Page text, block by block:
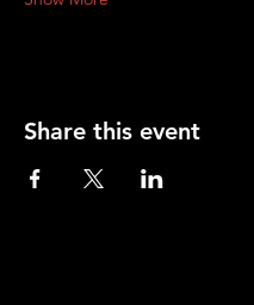
Share this event